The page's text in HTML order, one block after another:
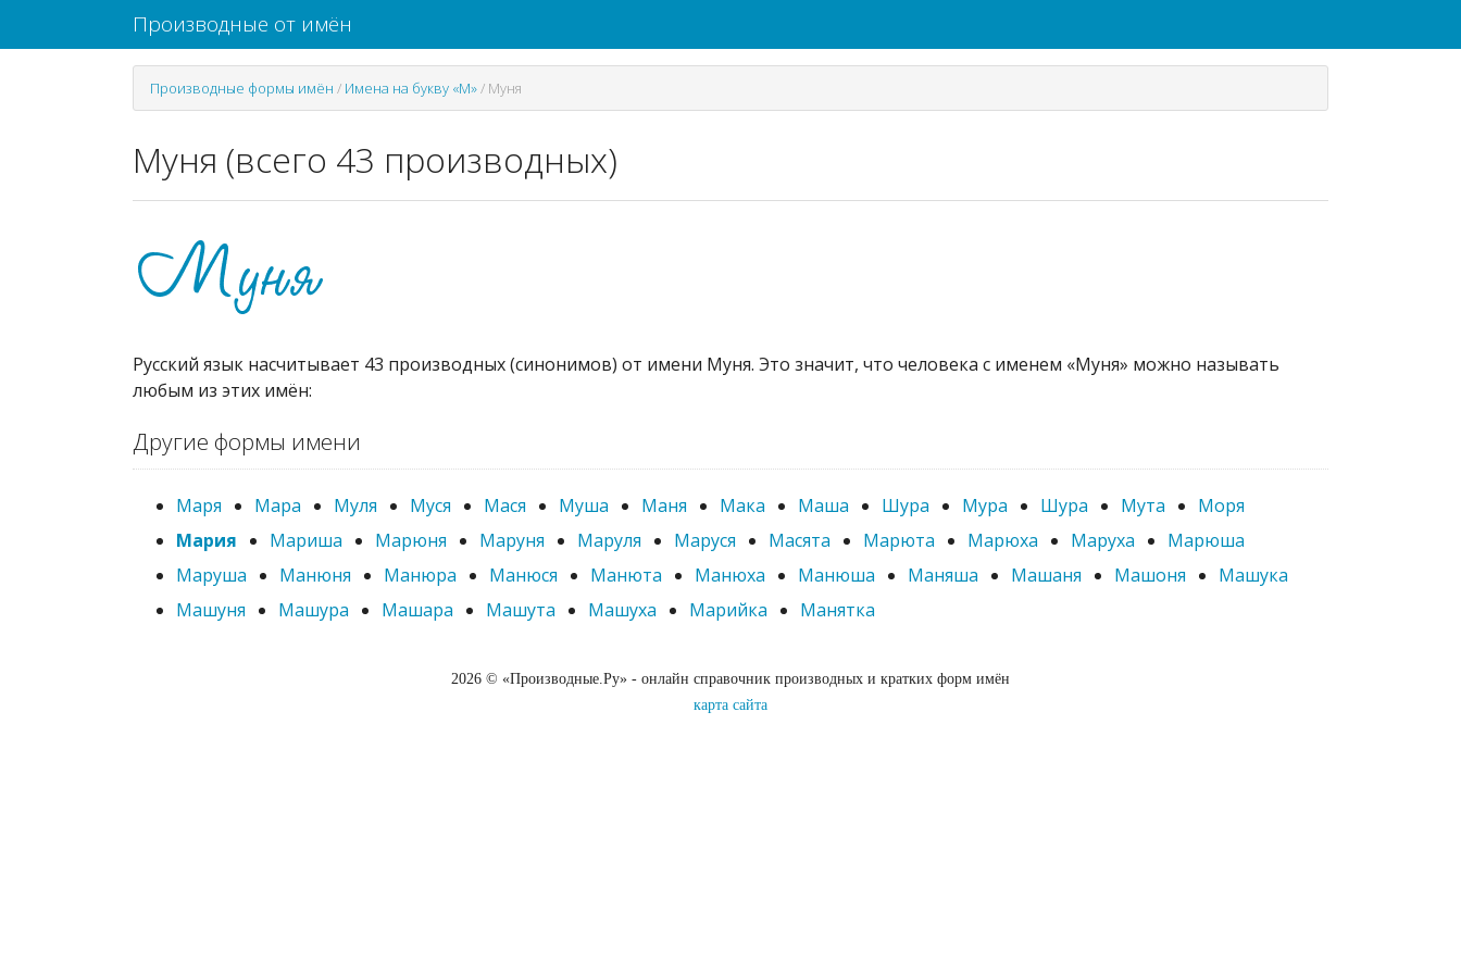
Производные от имён
Производные формы имён / Имена на букву «М»/ Муня
Муня (всего 43 производных)
Русский язык насчитывает 43 производных (синонимов) от имени Муня. Это значит, что человека с именем «Муня» можно называть
любым из этих имён:
Другие формы имени
Маря Мара Муля Муся Мася Муша Маня Мака Маша Шура Мура Шура Мута
Моря
Мария
Мариша Марюня Маруня Маруля Маруся Масята Марюта Марюха Маруха
Марюша
Маруша
Манюня Манюра Манюся Манюта Манюха Манюша Маняша Машаня Машоня
Машука
Машуня
Машура Машара Машута Машуха Марийка Манятка
2026 © «Производные.Ру» - онлайн справочник производных и кратких форм имён
карта сайта